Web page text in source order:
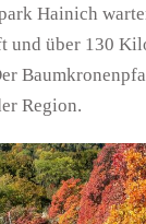
Hainich
und über 130
Region.